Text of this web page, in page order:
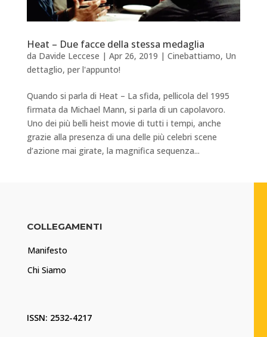
Heat – Due facce della stessa medaglia
da Davide Leccese | Apr 26, 2019 | Cinebattiamo, Un
dettaglio, per l'appunto!
Quando si parla di Heat – La sfida, pellicola del 1995
firmata da Michael Mann, si parla di un capolavoro.
Uno dei più belli heist movie di tutti i tempi, anche
grazie alla presenza di una delle più celebri scene
d’azione mai girate, la magnifica sequenza...
COLLEGAMENTI
Manifesto
Chi Siamo
ISSN: 2532-4217